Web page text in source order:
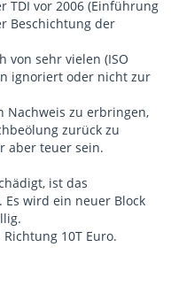
TDI vor 2006 (Einführung
Beschichtung der
von sehr vielen (ISO
ignoriert oder nicht zur
Nachweis zu erbringen,
zurück zu
aber teuer sein.
ist das
wird ein neuer Block
10T Euro.